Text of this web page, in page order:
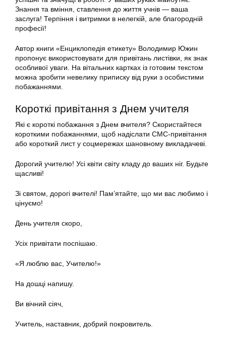
Знання та вміння, ставлення до життя учнів — ваша
заслуга! Терпіння і витримки в нелегкій, але благородній
професії!
Автор книги «Енциклопедія етикету» Володимир Южин
пропонує використовувати для привітань листівки, як знак
особливої уваги. На вітальних картках із готовим текстом
можна зробити невелику приписку від руки з особистими
побажаннями.
Короткі привітання з Днем учителя
Які є короткі побажання з Днем вчителя? Скористайтеся
короткими побажаннями, щоб надіслати СМС-привітання
або короткий лист у соцмережах шановному викладачеві.
Дорогий учителю! Усі квіти світу кладу до ваших ніг. Будьте
щасливі!
Зі святом, дорогі вчителі! Пам’ятайте, що ми вас любимо і
цінуємо!
День учителя скоро,
Усіх привітати поспішаю.
«Я люблю вас, Учителю!»
На дошці напишу.
Ви вічний сіяч,
Учитель, наставник, добрий покровитель.